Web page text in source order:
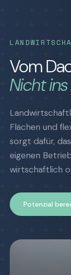
Vom
Nicht ins
Flächen und
sorgt dafür,
eigenen
wirtschaftlich
Potenzial